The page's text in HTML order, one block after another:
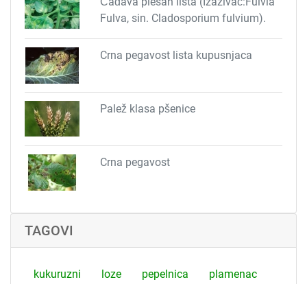
Fulva, sin. Cladosporium fulvium).
Crna pegavost lista kupusnjaca
Palež klasa pšenice
Crna pegavost
TAGOVI
kukuruzni loze pepelnica plamenac